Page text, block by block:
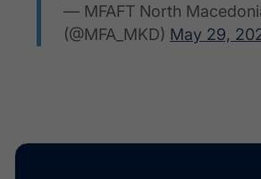
— MFAFT North
(@MFA_MKD) May 29,